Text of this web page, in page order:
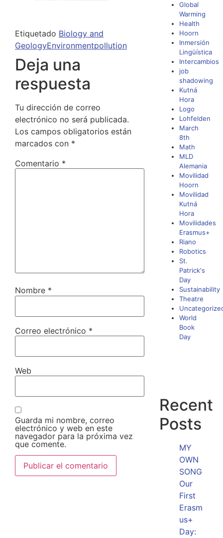
Etiquetado Biology and
GeologyEnvironmentpollution
Deja una
respuesta
Tu dirección de correo
electrónico no será publicada.
Los campos obligatorios están
marcados con *
Comentario *
Nombre *
Correo electrónico *
Web
Guarda mi nombre, correo
electrónico y web en este
navegador para la próxima vez
que comente.
Global
Warming
Health
Hoorn
Inmersión
Lingüística
Intercambios
job
shadowing
Kutná
Hora
Logo
Lohfelden
March
8th
Math
MLD
Alemania
Movilidad
Hoorn
Movilidad
Kutná
Hora
Movilidades
Erasmus+
Riano
Robotics
St.
Patrick's
Day
Sustainability
Theatre
World
Book
Day
Recent
Posts
MY
OWN
SONG
Our
First
Erasm
us+
Day: